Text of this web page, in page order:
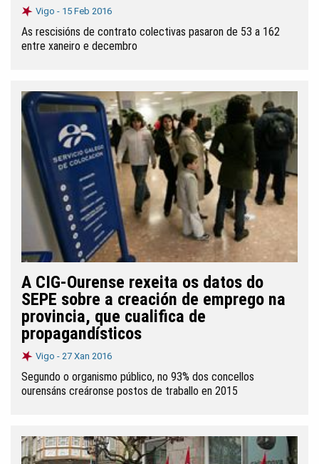
Vigo - 15 Feb 2016
As rescisións de contrato colectivas pasaron de 53 a 162
entre xaneiro e decembro
A CIG-Ourense rexeita os datos do
SEPE sobre a creación de emprego na
provincia, que cualifica de
propagandísticos
Vigo - 27 Xan 2016
Segundo o organismo público, no 93% dos concellos
ourensáns creáronse postos de traballo en 2015